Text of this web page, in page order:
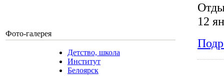
Фото-галерея
Детство, школа
Институт
Белоярск
12